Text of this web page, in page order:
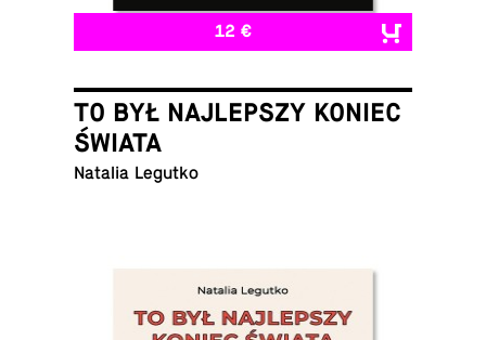
12 €
TO BYŁ NAJLEPSZY KONIEC
ŚWIATA
Natalia Legutko